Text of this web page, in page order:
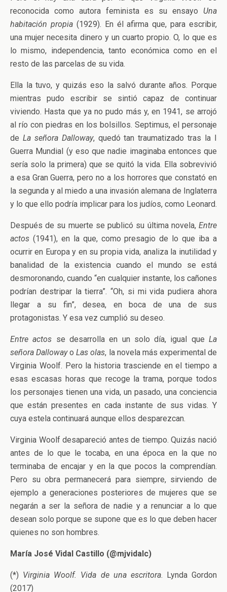
reconocida como autora feminista es su ensayo Una
habitación propia (1929). En él afirma que, para escribir,
una mujer necesita dinero y un cuarto propio. O, lo que es
lo mismo, independencia, tanto económica como en el
resto de las parcelas de su vida.
Ella la tuvo, y quizás eso la salvó durante años. Porque
mientras pudo escribir se sintió capaz de continuar
viviendo. Hasta que ya no pudo más y, en 1941, se arrojó
al río con piedras en los bolsillos. Septimus, el personaje
de La señora Dalloway, quedó tan traumatizado tras la I
Guerra Mundial (y eso que nadie imaginaba entonces que
sería solo la primera) que se quitó la vida. Ella sobrevivió
a esa Gran Guerra, pero no a los horrores que constató en
la segunda y al miedo a una invasión alemana de Inglaterra
y lo que ello podría implicar para los judíos, como Leonard.
Después de su muerte se publicó su última novela, Entre
actos (1941), en la que, como presagio de lo que iba a
ocurrir en Europa y en su propia vida, analiza la inutilidad y
banalidad de la existencia cuando el mundo se está
desmoronando, cuando “en cualquier instante, los cañones
podrían destripar la tierra”. “Oh, si mi vida pudiera ahora
llegar a su fin”, desea, en boca de una de sus
protagonistas. Y esa vez cumplió su deseo.
Entre actos se desarrolla en un solo día, igual queLa
señora DallowayoLas olas, la novela más experimental de
Virginia Woolf. Pero la historia trasciende en el tiempo a
esas escasas horas que recoge la trama, porque todos
los personajes tienen una vida, un pasado, una conciencia
que están presentes en cada instante de sus vidas. Y
cuya estela continuará aunque ellos desparezcan.
Virginia Woolf desapareció antes de tiempo. Quizás nació
antes de lo que le tocaba, en una época en la que no
terminaba de encajar y en la que pocos la comprendían.
Pero su obra permanecerá para siempre, sirviendo de
ejemplo a generaciones posteriores de mujeres que se
negarán a ser la señora de nadie y a renunciar a lo que
desean solo porque se supone que es lo que deben hacer
quienes no son hombres.
María José Vidal Castillo (@mjvidalc)
(*) Virginia Woolf. Vida de una escritora. Lynda Gordon
(2017)